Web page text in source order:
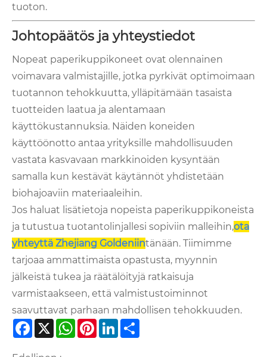
tuoton.
Johtopäätös ja yhteystiedot
Nopeat paperikuppikoneet ovat olennainen
voimavara valmistajille, jotka pyrkivät optimoimaan
tuotannon tehokkuutta, ylläpitämään tasaista
tuotteiden laatua ja alentamaan
käyttökustannuksia. Näiden koneiden
käyttöönotto antaa yrityksille mahdollisuuden
vastata kasvavaan markkinoiden kysyntään
samalla kun kestävät käytännöt yhdistetään
biohajoaviin materiaaleihin.
Jos haluat lisätietoja nopeista paperikuppikoneista
ja tutustua tuotantolinjallesi sopiviin malleihin,ota
yhteyttä Zhejiang Goldeniintänään. Tiimimme
tarjoaa ammattimaista opastusta, myynnin
jälkeistä tukea ja räätälöityjä ratkaisuja
varmistaakseen, että valmistustoiminnot
saavuttavat parhaan mahdollisen tehokkuuden.
Facebook
X WhatsApp
PinterestLinkedIn